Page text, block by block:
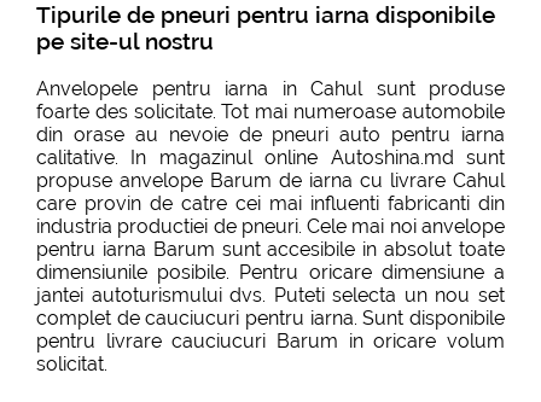
Tipurile de pneuri pentru iarna disponibile
pe site-ul nostru
Anvelopele pentru iarna in Cahul sunt produse
foarte des solicitate. Tot mai numeroase automobile
din orase au nevoie de pneuri auto pentru iarna
calitative. In magazinul online Autoshina.md sunt
propuse anvelope Barum de iarna cu livrare Cahul
care provin de catre cei mai influenti fabricanti din
industria productiei de pneuri. Cele mai noi anvelope
pentru iarna Barum sunt accesibile in absolut toate
dimensiunile posibile. Pentru oricare dimensiune a
jantei autoturismului dvs. Puteti selecta un nou set
complet de cauciucuri pentru iarna. Sunt disponibile
pentru livrare cauciucuri Barum in oricare volum
solicitat.